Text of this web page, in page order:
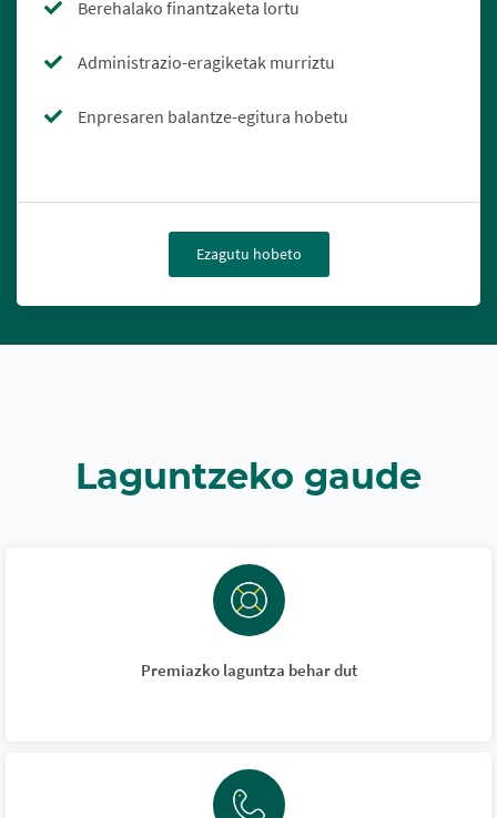
Berehalako finantzaketa lortu
Administrazio-eragiketak murriztu
Enpresaren balantze-egitura hobetu
Ezagutu hobeto
Laguntzeko gaude
Premiazko laguntza behar dut